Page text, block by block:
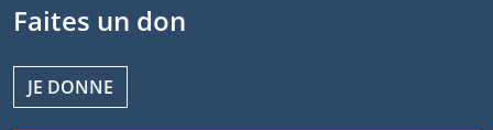
Faites un don
JE DONNE